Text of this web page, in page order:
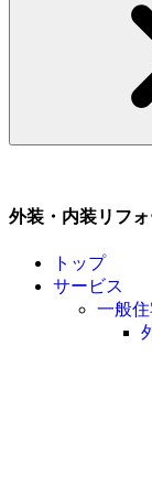
外装・内装リフ
トップ
サービス
一般